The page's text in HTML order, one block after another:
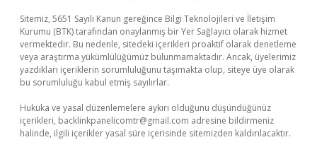
Sitemiz, 5651 Sayılı Kanun gereğince Bilgi Teknolojileri ve İletişim
Kurumu (BTK) tarafından onaylanmış bir Yer Sağlayıcı olarak hizmet
vermektedir. Bu nedenle, sitedeki içerikleri proaktif olarak denetleme
veya araştırma yükümlülüğümüz bulunmamaktadır. Ancak, üyelerimiz
yazdıkları içeriklerin sorumluluğunu taşımakta olup, siteye üye olarak
bu sorumluluğu kabul etmiş sayılırlar.
Hukuka ve yasal düzenlemelere aykırı olduğunu düşündüğünüz
içerikleri, backlinkpanelicomtr@gmail.com adresine bildirmeniz
halinde, ilgili içerikler yasal süre içerisinde sitemizden kaldırılacaktır.